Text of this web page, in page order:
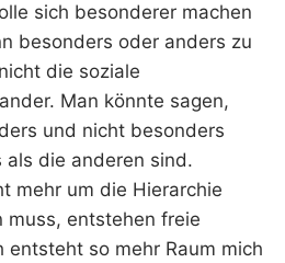
sich besonderer machen
besonders oder anders zu
die soziale
Man könnte sagen,
und nicht besonders
die anderen sind.
mehr um die Hierarchie
muss, entstehen freie
entsteht so mehr Raum mich